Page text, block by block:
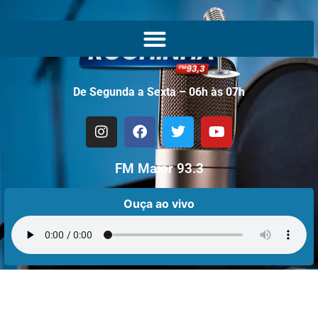
De Segunda a Sexta – 06h às 07h
FM Maior 93.3
Ouça ao vivo